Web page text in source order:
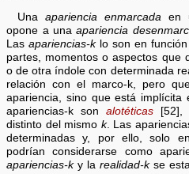
Una apariencia enmarcada en
opone a unaapariencia
Lasapariencias-klo son en
partes, momentos o aspectos que
o de otra índole con determinada
relación con el marco-k, pero
apariencia, sino que está
apariencias-k sonalotéticas [52],
distinto del mismo k. Las
determinadas y, por ello, solo
podrían considerarse como
apariencias-ky la realidad-kse